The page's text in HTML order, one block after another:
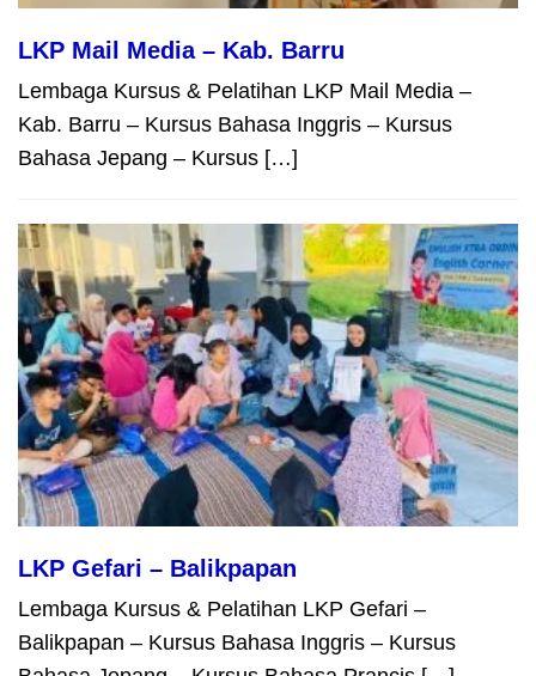
LKP Mail Media – Kab. Barru
Lembaga Kursus & Pelatihan LKP Mail Media –
Kab. Barru – Kursus Bahasa Inggris – Kursus
Bahasa Jepang – Kursus […]
LKP Gefari – Balikpapan
Lembaga Kursus & Pelatihan LKP Gefari –
Balikpapan – Kursus Bahasa Inggris – Kursus